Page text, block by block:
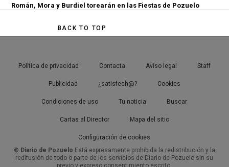
Román, Mora y Burdiel torearán en las Fiestas de Pozuelo
BACK TO TOP
Política de privacidad Contacta Aviso legal Staff
Publicidad ¿satisfech@? Cookies
Condiciones de uso Tu noticia Buscar
Cartas al Director Mapa del sitio
Configuración de cookies
© Diario de Pozuelo Está expresamente prohibida la redistribución y la
redifusión de todo o parte de los servicios de Diario de Pozuelo sin su